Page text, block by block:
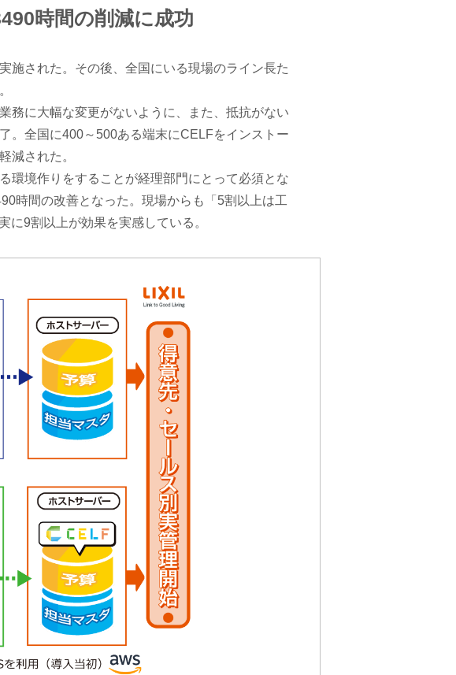
時間の削減に成功
施された。その後、全国にいる現場のライン長た
務に大幅な変更がないように、また、抵抗がない
。全国に400～500ある端末にCELFをインストー
減された。
環境作りをすることが経理部門にとって必須とな
時間の改善となった。現場からも「5割以上は工
9割以上が効果を実感している。